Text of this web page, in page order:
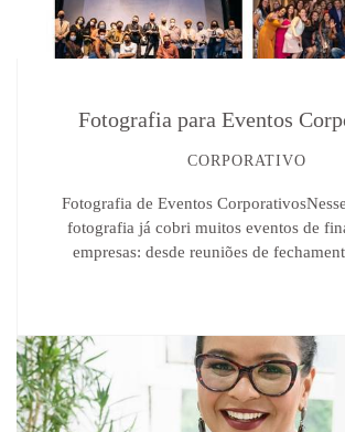
Fotografia para Eventos
CORPORATIVO
Fotografia de Eventos
fotografia já cobri muitos eventos de
empresas: desde reuniões de